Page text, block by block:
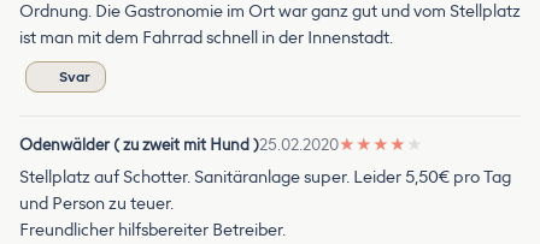
Ordnung. Die Gastronomie im Ort war ganz gut und vom Stellplatz
ist man mit dem Fahrrad schnell in der Innenstadt.
Svar
Odenwälder ( zu zweit mit Hund )25.02.2020★ ★ ★ ★ ★
Stellplatz auf Schotter. Sanitäranlage super. Leider 5,50€ pro Tag
und Person zu teuer.
Freundlicher hilfsbereiter Betreiber.